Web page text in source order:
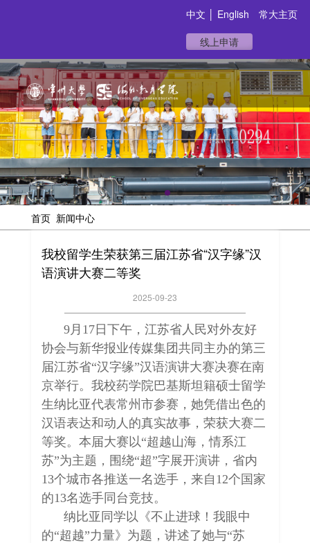
中文 English
常大主页
线上申请
首页 新闻中心
我校留学生荣获第三届江苏省“汉字缘”汉
语演讲大赛二等奖
2025-09-23
9月 17日下午，江苏省人民对外友好
协会与新华报业传媒集团共同主办的第三
届江苏省“汉字缘”汉语演讲大赛决赛在南
京举行。我校药学院巴基斯坦籍硕士留学
生纳比亚代表常州市参赛，她凭借出色的
汉语表达和动人的真实故事，荣获大赛二
等奖。本届大赛以“超越山海，情系江
苏”为主题，围绕“超”字展开演讲，省内
13个城市各推送一名选手，来自 12个国家
的13名选手同台竞技。
纳比亚同学以《不止进球！我眼中
的“超越”力量》为题，讲述了她与“苏